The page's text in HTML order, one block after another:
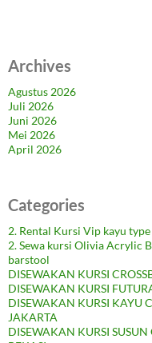
Archives
Agustus 2026
Juli 2026
Juni 2026
Mei 2026
April 2026
Categories
2. Rental Kursi Vip kayu
2. Sewa kursi Olivia Acrylic
barstool
DISEWAKAN KURSI
DISEWAKAN KURSI
DISEWAKAN KURSI KAYU
JAKARTA
DISEWAKAN KURSI